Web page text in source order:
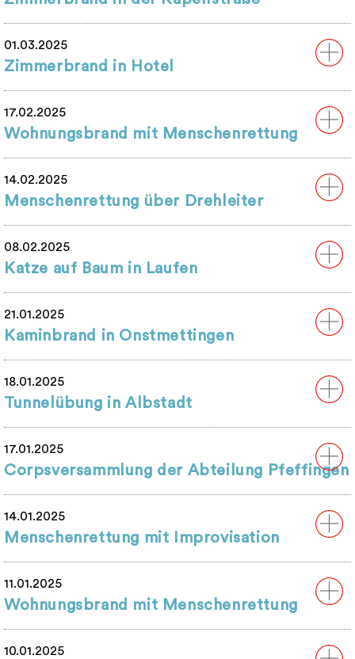
01.03.2025
Zimmerbrand in Hotel
17.02.2025
Wohnungsbrand mit Menschenrettung
14.02.2025
Menschenrettung über Drehleiter
08.02.2025
Katze auf Baum in Laufen
21.01.2025
Kaminbrand in Onstmettingen
18.01.2025
Tunnelübung in Albstadt
17.01.2025
Corpsversammlung der Abteilung Pfeffingen
14.01.2025
Menschenrettung mit Improvisation
11.01.2025
Wohnungsbrand mit Menschenrettung
10.01.2025